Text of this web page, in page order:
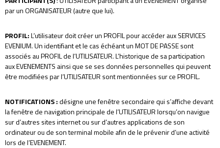
par un ORGANISATEUR (autre que lui).
PROFIL:L’utilisateur doit créer un PROFIL pour accéder aux SERVICES
EVENIUM. Un identifiant et le cas échéant un MOT DE PASSE sont
associés au PROFIL de l’UTILISATEUR. L’historique de sa participation
aux EVENEMENTS ainsi que se ses données personnelles qui peuvent
être modifiées par l’UTILISATEUR sont mentionnées sur ce PROFIL.
NOTIFICATIONS:désigne une fenêtre secondaire qui s’affiche devant
la fenêtre de navigation principale de l’UTILISATEUR lorsqu’on navigue
sur d’autres sites internet ou sur d’autres applications de son
ordinateur ou de son terminal mobile afin de le prévenir d’une activité
lors de l’EVENEMENT.